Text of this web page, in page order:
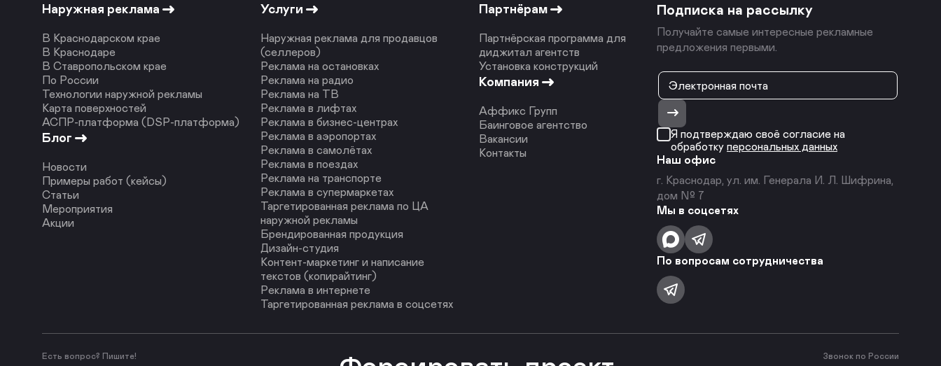
Наружная реклама
В Краснодарском крае
В Краснодаре
В Ставропольском крае
По России
Технологии наружной рекламы
Карта поверхностей
АСПР-платформа (DSP-платформа)
Блог
Новости
Примеры работ (кейсы)
Статьи
Мероприятия
Акции
Услуги
Наружная реклама для продавцов
(селлеров)
Реклама на остановках
Реклама на радио
Реклама на ТВ
Реклама в лифтах
Реклама в бизнес-центрах
Реклама в аэропортах
Реклама в самолётах
Реклама в поездах
Реклама на транспорте
Реклама в супермаркетах
Таргетированная реклама по ЦА
наружной рекламы
Брендированная продукция
Дизайн-студия
Контент-маркетинг и написание
текстов (копирайтинг)
Реклама в интернете
Таргетированная реклама в соцсетях
Партнёрам
Партнёрская программа для
диджитал агентств
Установка конструкций
Компания
Аффикс Групп
Баинговое агентство
Вакансии
Контакты
Подписка на рассылку
Получайте самые интересные рекламные
предложения первыми.
Я подтверждаю своё согласие на
обработку персональных данных
Наш офис
г. Краснодар, ул. им. Генерала И. Л. Шифрина,
дом № 7
Мы в соцсетях
По вопросам сотрудничества
Есть вопрос? Пишите! Звонок по России